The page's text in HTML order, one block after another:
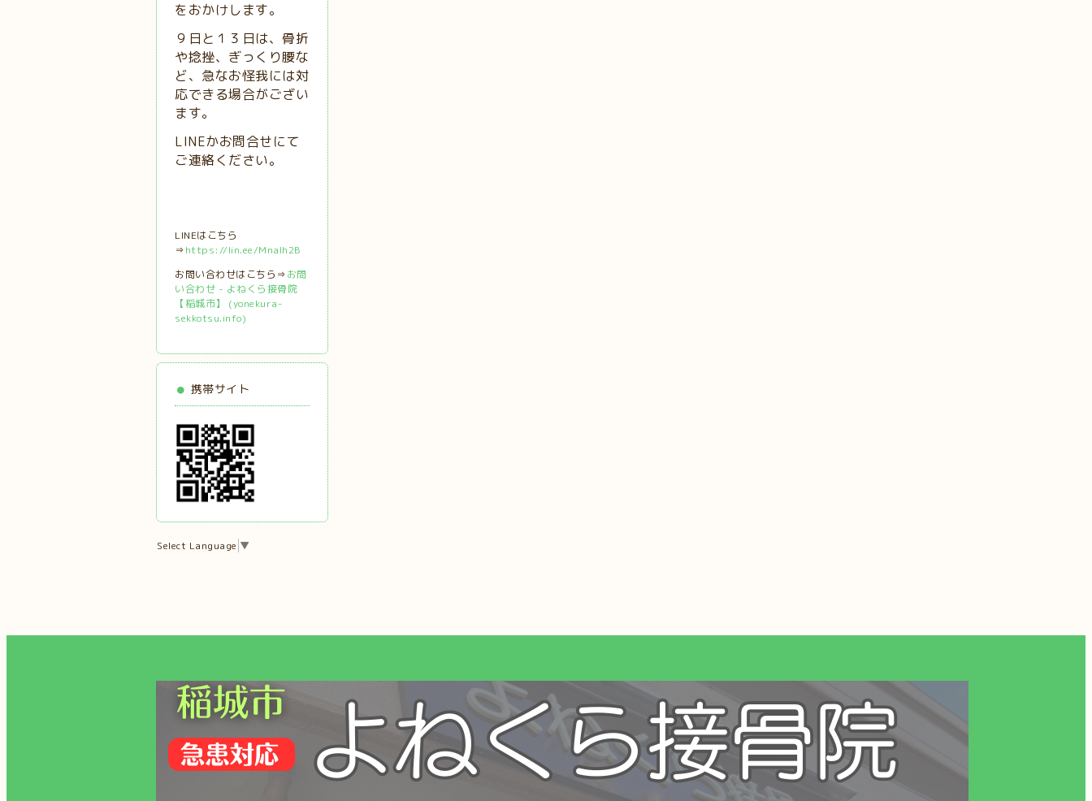
をおかけします。
９日と１３日は、 骨折
や捻挫、ぎっくり腰な
ど、急なお怪我には対
応できる場合がござい
ます。
LINEかお問合せにて
ご連絡ください。
LINEはこちら
⇒https://lin.ee/MnaIh2B
お問い合わせはこちら⇒お問
い合わせ - よねくら接骨院
【稲城市】 (yonekura-
sekkotsu.info)
携帯サイト
Select Language ▼